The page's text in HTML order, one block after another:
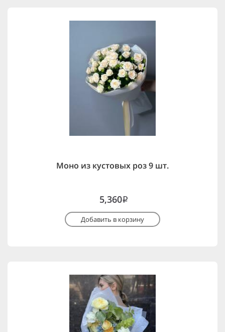
Моно из кустовых роз 9 шт.
5,360i
Добавить в корзину